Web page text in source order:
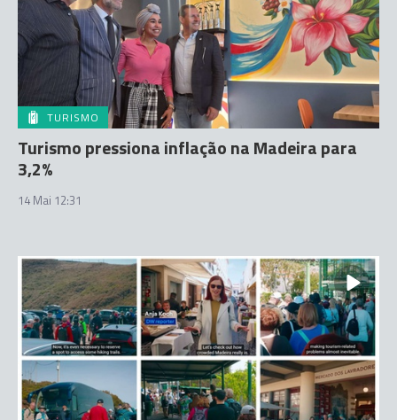
TURISMO
Turismo pressiona inflação na Madeira para
3,2%
14 Mai 12:31